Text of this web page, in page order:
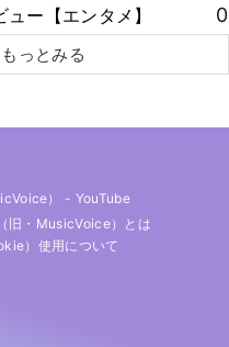
ー【エンタメ】 0
っとみる
） - YouTube
旧・MusicVoice）とは
）使用について